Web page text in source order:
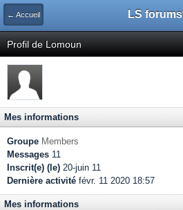
← Accueil LS forums
Profil de Lomoun
Mes informations
Groupe Members
Messages 11
Inscrit(e) (le) 20-juin 11
Dernière activité févr. 11 2020 18:57
Mes informations